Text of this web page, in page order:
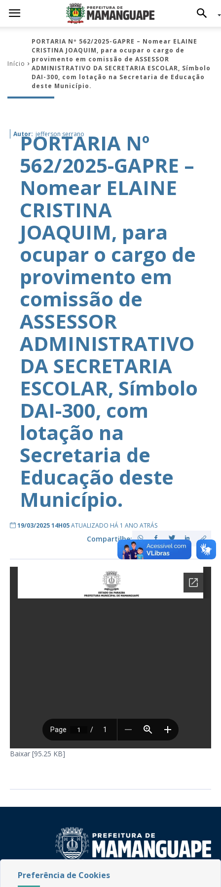
Início
PORTARIA Nº 562/2025-GAPRE – Nomear ELAINE
CRISTINA JOAQUIM, para ocupar o cargo de
provimento em comissão de ASSESSOR
ADMINISTRATIVO DA SECRETARIA ESCOLAR, Símbolo
DAI-300, com lotação na Secretaria de Educação
deste Município.
Autor: jefferson serrano
PORTARIA Nº
562/2025-GAPRE –
Nomear ELAINE
CRISTINA
JOAQUIM, para
ocupar o cargo de
provimento em
comissão de
ASSESSOR
ADMINISTRATIVO
DA SECRETARIA
ESCOLAR, Símbolo
DAI-300, com
lotação na
Secretaria de
Educação deste
Município.
19/03/2025 14H05ATUALIZADO HÁ 1 ANO ATRÁS
Compartilhe:
Baixar [95.25 KB]
Rua do Imperador, 78, Centro
Preferência de Cookies